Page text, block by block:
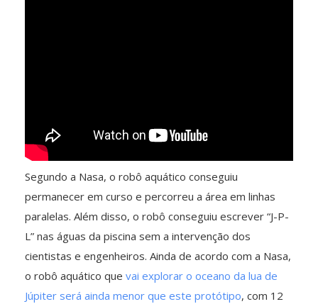
Segundo a Nasa, o robô aquático conseguiu
permanecer em curso e percorreu a área em linhas
paralelas. Além disso, o robô conseguiu escrever “J-P-
L” nas águas da piscina sem a intervenção dos
cientistas e engenheiros. Ainda de acordo com a Nasa,
o robô aquático que vai explorar o oceano da lua de
Júpiter será ainda menor que este protótipo, com 12